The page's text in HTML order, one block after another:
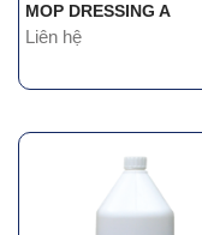
MOP DRESSING A
Liên hệ